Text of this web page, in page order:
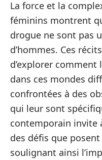
La force et la
féminins montrent
drogue ne sont pas
d’hommes. Ces
d’explorer
dans ces mondes
confrontées à des
qui leur sont
contemporain invite
des défis que
soulignant ainsi